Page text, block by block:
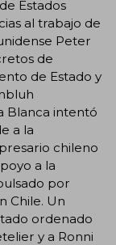
Estados
al trabajo de
Peter
de
de Estado y
Blanca intentó
a la
chileno
a la
por
Chile. Un
ordenado
y a Ronni